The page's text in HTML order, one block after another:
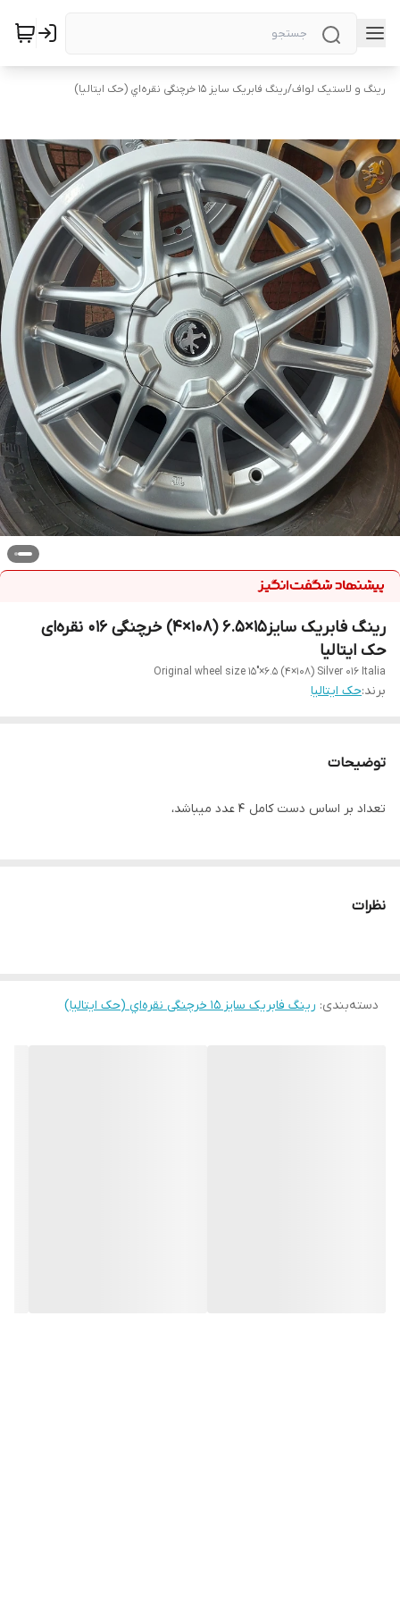
رینگ و لاستیک لواف/رینگ فابریک سایز ۱۵ خرچنگی نقره‌اي (حک ایتالیا)
رینگ فابریک سایز۱۵×۶.۵ (۱۰۸×۴) خرچنگی ۰۱۶ نقره‌ای
حک ایتالیا
Original wheel size 15"×6.5 (4×108) Silver 016 Italia
برند:حک ایتالیا
توضیحات
تعداد بر اساس دست کامل ۴ عدد میباشد،
نظرات
دسته‌بندی: رینگ فابریک سایز ۱۵ خرچنگی نقره‌اي (حک ایتالیا)